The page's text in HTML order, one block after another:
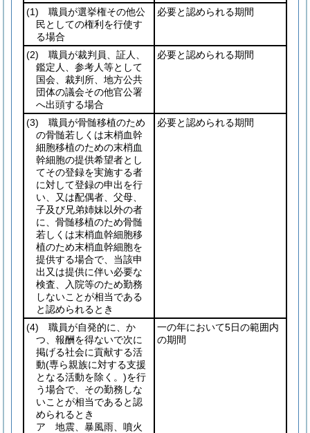
(1) 職員が選挙権その他公
民としての権利を行使す
る場合
必要と認められる期間
(2) 職員が裁判員、証人、
鑑定人、参考人等として
国会、裁判所、地方公共
団体の議会その他官公署
へ出頭する場合
必要と認められる期間
(3) 職員が骨髄移植のため
の骨髄若しくは末梢血幹
細胞移植のための末梢血
幹細胞の提供希望者とし
てその登録を実施する者
に対して登録の申出を行
い、又は配偶者、父母、
子及び兄弟姉妹以外の者
に、骨髄移植のため骨髄
若しくは末梢血幹細胞移
植のため末梢血幹細胞を
提供する場合で、当該申
出又は提供に伴い必要な
検査、入院等のため勤務
しないことが相当である
と認められるとき
必要と認められる期間
(4) 職員が自発的に、か
つ、報酬を得ないで次に
掲げる社会に貢献する活
動(専ら親族に対する支援
となる活動を除く。)を行
う場合で、その勤務しな
いことが相当であると認
められるとき
ア 地震、暴風雨、噴火
一の年において5日の範囲内
の期間